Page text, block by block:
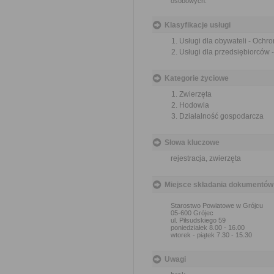
Klasyfikacje usługi
Usługi dla obywateli -
Usługi dla przedsiębiorców
Kategorie życiowe
Zwierzęta
Hodowla
Działalność gospodarcza
Słowa kluczowe
rejestracja, zwierzęta
Miejsce składania dokumentów
Starostwo Powiatowe w Grójcu
05-600 Grójec
ul. Piłsudskiego 59
poniedziałek 8.00 - 16.00
wtorek - piątek 7.30 - 15.30
Uwagi